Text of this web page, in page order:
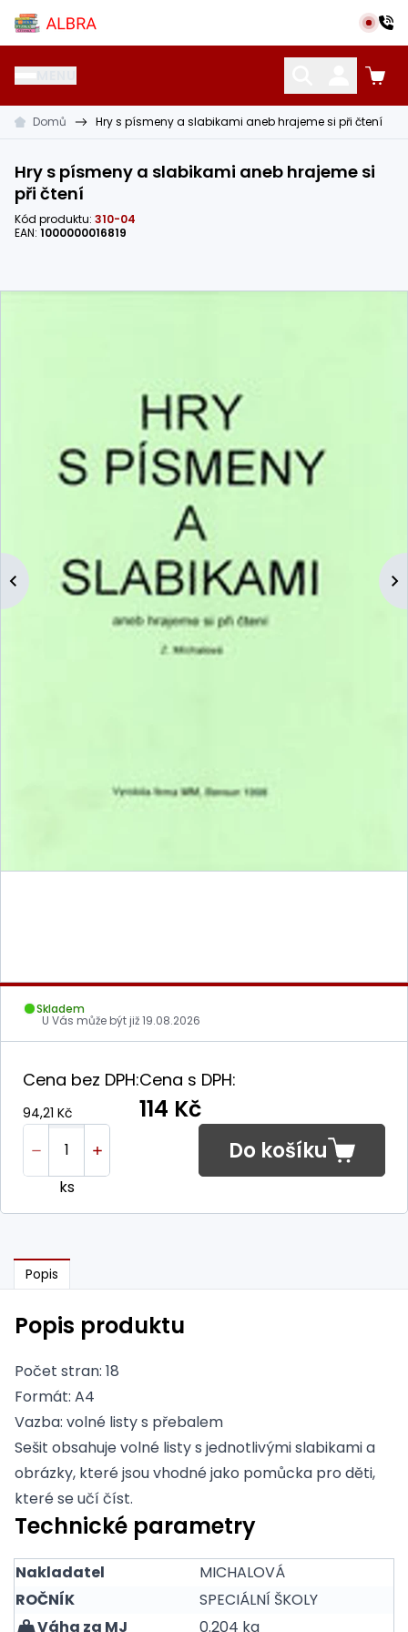
Přeskočit na hlavní obsah
Albra s.r.o.
KATALOG UČEBNIC CIZÍ JAZYKY OSTATNÍ POMŮCKY
Domů Hry s písmeny a slabikami aneb hrajeme si při čtení
Hry s písmeny a slabikami aneb hrajeme si
při čtení
Kód produktu: 310-04
EAN: 1000000016819
Skladem
U Vás může být již19.08.2026
Cena bez DPH:
94,21 Kč
Cena s DPH:
114 Kč
ks
Do košíku
Popis
Popis produktu
Počet stran: 18
Formát: A4
Vazba: volné listy s přebalem
Sešit obsahuje volné listy s jednotlivými slabikami a
obrázky, které jsou vhodné jako pomůcka pro děti,
které se učí číst.
Technické parametry
Nakladatel
MICHALOVÁ
ROČNÍK
SPECIÁLNÍ ŠKOLY
Váha za MJ
0.204 kg